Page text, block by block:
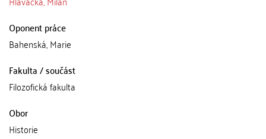
Oponent práce
Bahenská, Marie
Fakulta / součást
Filozofická fakulta
Obor
Historie